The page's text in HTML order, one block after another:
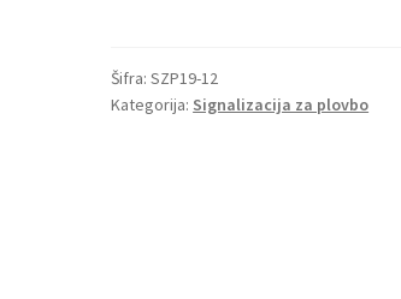
€6.00
Šifra:SZP19-12
Kategorija: Signalizacija za plovbo